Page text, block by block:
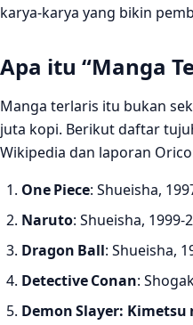
karya‑karya yang bikin
Apa itu “Manga
Manga terlaris itu bukan
juta kopi. Berikut daftar
Wikipedia dan laporan
One Piece: Shueisha,
Naruto: Shueisha,
Dragon Ball: Shueisha,
Detective Conan:
Demon Slayer: Kimetsu